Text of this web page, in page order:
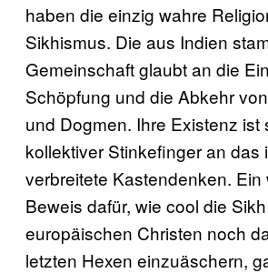
haben die einzig wahre
Sikhismus. Die aus Indien
Gemeinschaft glaubt an die
Schöpfung und die Abkehr
und Dogmen. Ihre Existenz ist
kollektiver Stinkefinger an das
verbreitete Kastendenken. Ein
Beweis dafür, wie cool die
europäischen Christen noch
letzten Hexen einzuäschern,